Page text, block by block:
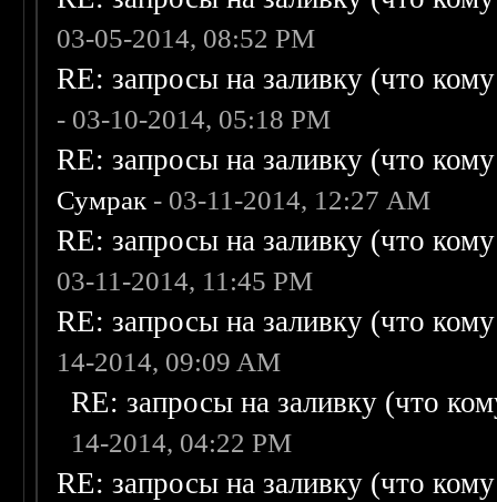
03-05-2014, 08:52 PM
RE: запросы на заливку (что
- 03-10-2014, 05:18 PM
RE: запросы на заливку (что
Сумрак - 03-11-2014, 12:27 AM
RE: запросы на заливку (что
03-11-2014, 11:45 PM
RE: запросы на заливку (что
14-2014, 09:09 AM
RE: запросы на заливку (что
14-2014, 04:22 PM
RE: запросы на заливку (что